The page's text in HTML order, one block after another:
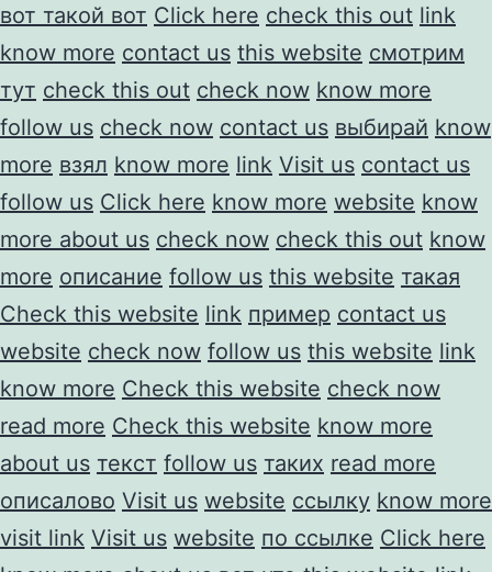
вот такой вот Click here check this out link
know more contact us this website смотрим
тут check this out check now know more
follow us check now contact us выбирай know
more взял know more link Visit us contact us
follow us Click here know more website know
more about us check now check this out know
more описание follow us this website такая
Check this website link пример contact us
website check now follow us this website link
know more Check this website check now
read more Check this website know more
about us текст follow us таких read more
описалово Visit us website ссылку know more
visit link Visit us website по ссылке Click here